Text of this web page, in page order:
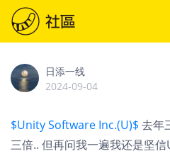
日添一线
2024-09-04
$Unity Software Inc.(U)$ 去年
三倍.. 但再问我一遍我还是坚